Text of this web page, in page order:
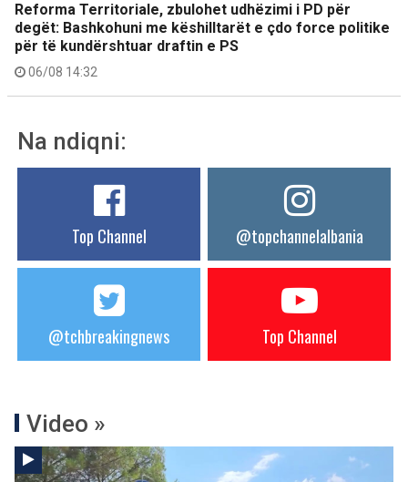
Reforma Territoriale, zbulohet udhëzimi i PD për
degët: Bashkohuni me këshilltarët e çdo force politike
për të kundërshtuar draftin e PS
06/08 14:32
Na ndiqni:
Top Channel @topchannelalbania
@tchbreakingnews Top Channel
Video »